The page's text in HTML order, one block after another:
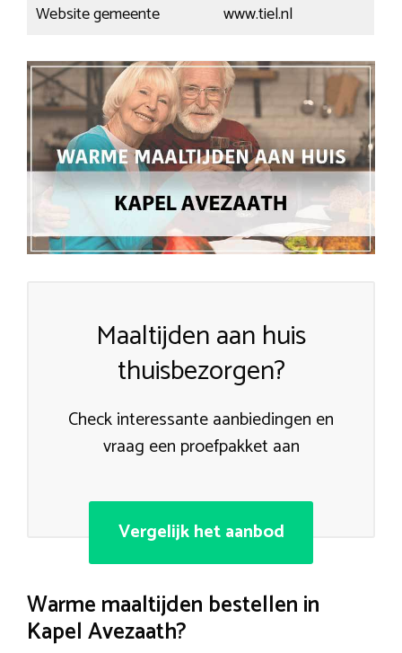
Website gemeente
www.tiel.nl
Maaltijden aan huis
thuisbezorgen?
Check interessante aanbiedingen en
vraag een proefpakket aan
Vergelijk het aanbod
Warme maaltijden bestellen in
Kapel Avezaath?